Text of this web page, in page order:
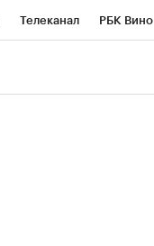
Телеканал РБК Вино